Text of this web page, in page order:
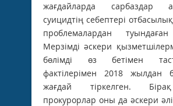
жағдайларда сарбаздар
суицидтің себептері
проблемалардан туындаған
Мерзімді әскери
бөлімді өз бетімен
фактілерімен 2018 жылдан
жағдай тіркелген.
прокурорлар оны да әскери